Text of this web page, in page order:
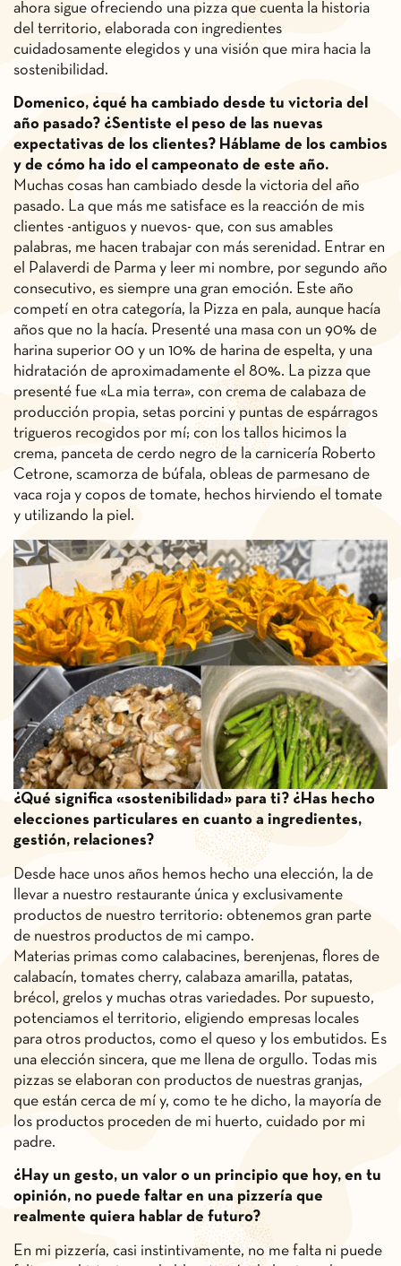
ahora sigue ofreciendo una pizza que cuenta la historia
del territorio, elaborada con ingredientes
cuidadosamente elegidos y una visión que mira hacia la
sostenibilidad.
Domenico, ¿qué ha cambiado desde tu victoria del
año pasado? ¿Sentiste el peso de las nuevas
expectativas de los clientes? Háblame de los cambios
y de cómo ha ido el campeonato de este año.
Muchas cosas han cambiado desde la victoria del año
pasado. La que más me satisface es la reacción de mis
clientes -antiguos y nuevos- que, con sus amables
palabras, me hacen trabajar con más serenidad. Entrar en
el Palaverdi de Parma y leer mi nombre, por segundo año
consecutivo, es siempre una gran emoción. Este año
competí en otra categoría, la Pizza en pala, aunque hacía
años que no la hacía. Presenté una masa con un 90% de
harina superior 00 y un 10% de harina de espelta, y una
hidratación de aproximadamente el 80%. La pizza que
presenté fue «La mia terra», con crema de calabaza de
producción propia, setas porcini y puntas de espárragos
trigueros recogidos por mí; con los tallos hicimos la
crema, panceta de cerdo negro de la carnicería Roberto
Cetrone, scamorza de búfala, obleas de parmesano de
vaca roja y copos de tomate, hechos hirviendo el tomate
y utilizando la piel.
¿Qué significa «sostenibilidad» para ti? ¿Has hecho
elecciones particulares en cuanto a ingredientes,
gestión, relaciones?
Desde hace unos años hemos hecho una elección, la de
llevar a nuestro restaurante única y exclusivamente
productos de nuestro territorio: obtenemos gran parte
de nuestros productos de mi campo.
Materias primas como calabacines, berenjenas, flores de
calabacín, tomates cherry, calabaza amarilla, patatas,
brécol, grelos y muchas otras variedades. Por supuesto,
potenciamos el territorio, eligiendo empresas locales
para otros productos, como el queso y los embutidos. Es
una elección sincera, que me llena de orgullo. Todas mis
pizzas se elaboran con productos de nuestras granjas,
que están cerca de mí y, como te he dicho, la mayoría de
los productos proceden de mi huerto, cuidado por mi
padre.
¿Hay un gesto, un valor o un principio que hoy, en tu
opinión, no puede faltar en una pizzería que
realmente quiera hablar de futuro?
En mi pizzería, casi instintivamente, no me falta ni puede